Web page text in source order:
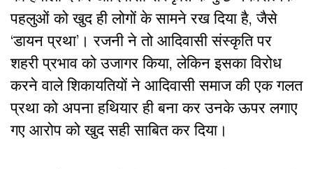
पहलुओं को खुद ही लोगों के सामने रख दिया है, जैसे
‘डायन प्रथा’। रजनी ने तो आदिवासी संस्कृति पर
शहरी प्रभाव को उजागर किया, लेकिन इसका विरोध
करने वाले शिकायतियों ने आदिवासी समाज की एक गलत
प्रथा को अपना हथियार ही बना कर उनके ऊपर लगाए
गए आरोप को खुद सही साबित कर दिया।